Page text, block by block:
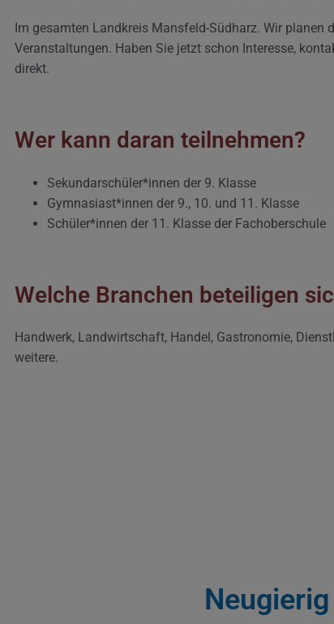
Im gesamten Landkreis Mansfeld-Südharz. Wir planen
Veranstaltungen. Haben Sie jetzt schon Interesse,
direkt.
Wer kann daran teilnehmen?
Sekundarschüler*innen der 9. Klasse
Gymnasiast*innen der 9., 10. und 11. Klasse
Schüler*innen der 11. Klasse der Fachoberschule
Welche Branchen beteiligen
Handwerk, Landwirtschaft, Handel, Gastronomie,
weitere.